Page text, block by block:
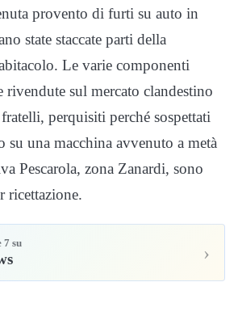
provento di furti su auto in
state staccate parti della
Le varie componenti
rivendute sul mercato clandestino
perquisiti perché sospettati
una macchina avvenuto a metà
Pescarola, zona Zanardi, sono
ricettazione.
7 su ›